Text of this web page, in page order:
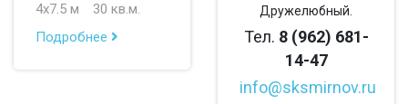
4х7.5 м
30 кв.м.
Подробнее
Дружелюбный.
Тел. 8 (962) 681-
14-47
info@sksmirnov.ru